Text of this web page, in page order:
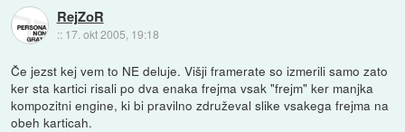
RejZoR
:: 17. okt 2005, 19:18
Če jezst kej vem to NE deluje. Višji framerate so izmerili samo zato
ker sta kartici risali po dva enaka frejma vsak "frejm" ker manjka
kompozitni engine, ki bi pravilno združeval slike vsakega frejma na
obeh karticah.